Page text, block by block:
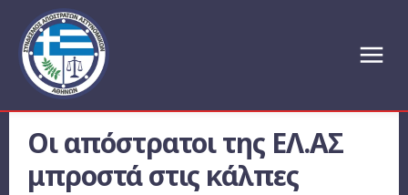
Οι απόστρατοι της ΕΛ.ΑΣ
μπροστά στις κάλπες